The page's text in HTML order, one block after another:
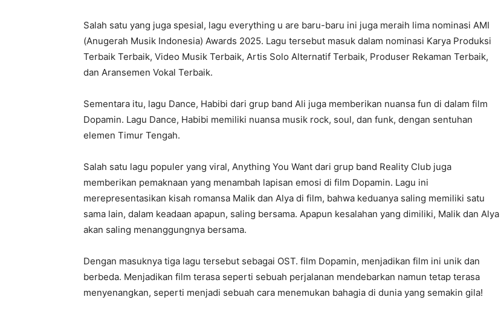
Salah satu yang juga spesial, lagu everything u are baru-baru ini juga meraih lima nominasi AMI
(Anugerah Musik Indonesia) Awards 2025. Lagu tersebut masuk dalam nominasi Karya Produksi
Terbaik Terbaik, Video Musik Terbaik, Artis Solo Alternatif Terbaik, Produser Rekaman Terbaik,
dan Aransemen Vokal Terbaik.
Sementara itu, lagu Dance, Habibi dari grup band Ali juga memberikan nuansa fun di dalam film
Dopamin. Lagu Dance, Habibi memiliki nuansa musik rock, soul, dan funk, dengan sentuhan
elemen Timur Tengah.
Salah satu lagu populer yang viral, Anything You Want dari grup band Reality Club juga
memberikan pemaknaan yang menambah lapisan emosi di film Dopamin. Lagu ini
merepresentasikan kisah romansa Malik dan Alya di film, bahwa keduanya saling memiliki satu
sama lain, dalam keadaan apapun, saling bersama. Apapun kesalahan yang dimiliki, Malik dan Alya
akan saling menanggungnya bersama.
Dengan masuknya tiga lagu tersebut sebagai OST. film Dopamin, menjadikan film ini unik dan
berbeda. Menjadikan film terasa seperti sebuah perjalanan mendebarkan namun tetap terasa
menyenangkan, seperti menjadi sebuah cara menemukan bahagia di dunia yang semakin gila!